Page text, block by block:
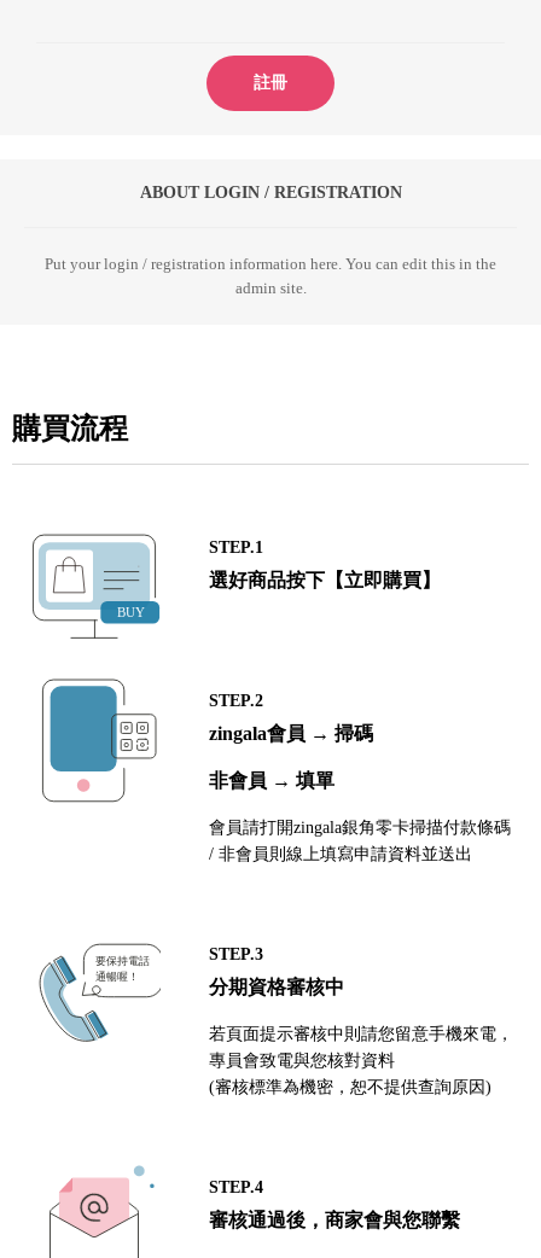
註冊
ABOUT LOGIN / REGISTRATION
Put your login / registration information here. You can edit this in the
admin site.
購買流程
STEP.1
選好商品按下【立即購買】
STEP.2
zingala會員 → 掃碼
非會員 → 填單
會員請打開zingala銀角零卡掃描付款條碼
/ 非會員則線上填寫申請資料並送出
STEP.3
分期資格審核中
若頁面提示審核中則請您留意手機來電，
專員會致電與您核對資料
(審核標準為機密，恕不提供查詢原因)
STEP.4
審核通過後，商家會與您聯繫